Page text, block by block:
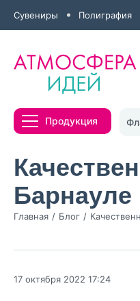
Сувениры Полиграфия
Продукция
Барнауле
Главная Блог
17 октября 2022 17:24